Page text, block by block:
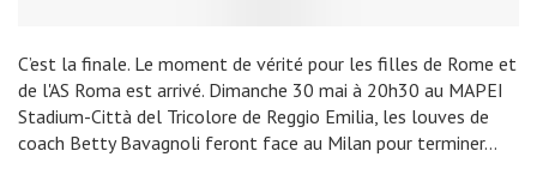
C’est la finale. Le moment de vérité pour les filles de Rome et
de l'AS Roma est arrivé. Dimanche 30 mai à 20h30 au MAPEI
Stadium-Città del Tricolore de Reggio Emilia, les louves de
coach Betty Bavagnoli feront face au Milan pour terminer…